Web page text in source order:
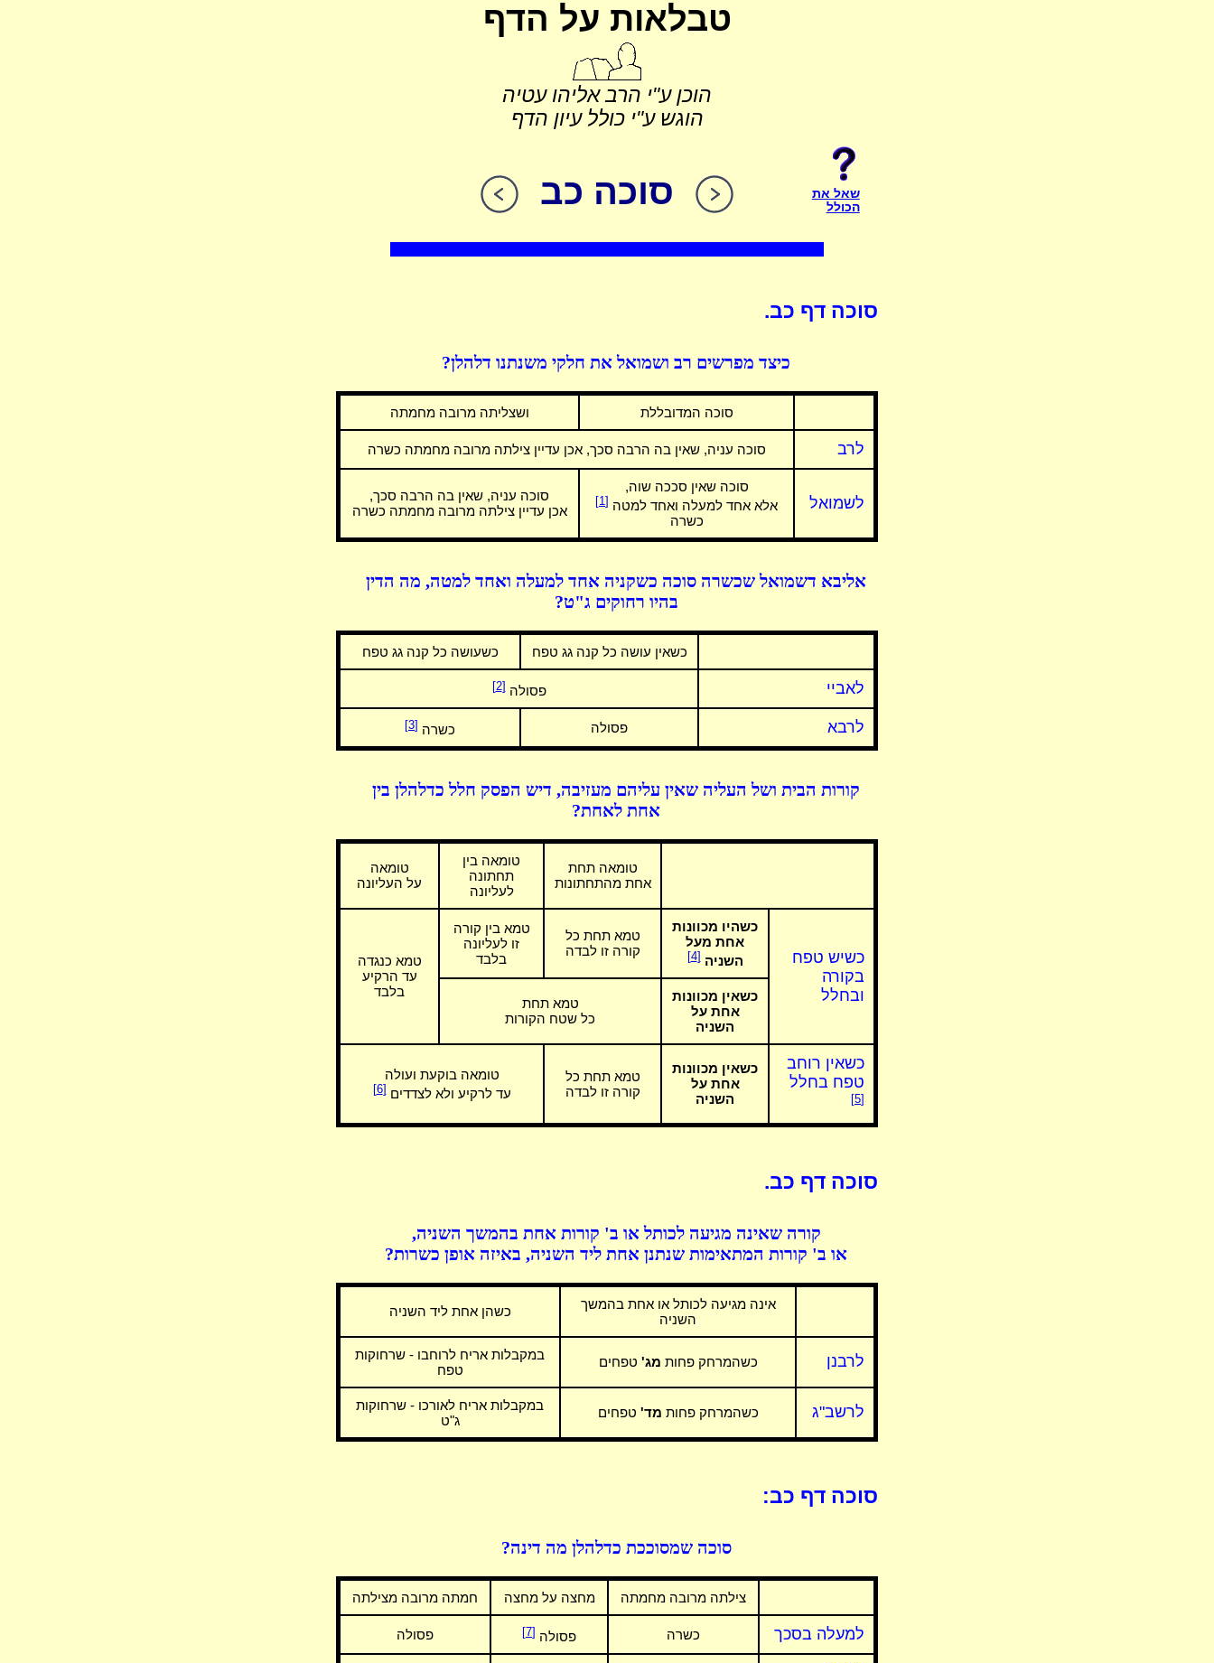
טבלאות על הדף
הוכן ע"י הרב אליהו עטיה
הוגש ע"י כולל עיון הדף
סוכה כב
שאל את
הכולל
סוכה דף כב.
כיצד מפרשים רב ושמואל את חלקי משנתנו דלהלן?
סוכה המדובללת ושצליתה מרובה מחמתה
לרב סוכה עניה, שאין בה הרבה סכך, אכן עדיין צילתה מרובה מחמתה כשרה
לשמואל
סוכה שאין סככה שוה,
אלא אחד למעלה ואחד למטה [1]
כשרה
סוכה עניה, שאין בה הרבה סכך,
אכן עדיין צילתה מרובה מחמתה כשרה
אליבא דשמואל שכשרה סוכה כשקניה אחד למעלה ואחד למטה, מה הדין
בהיו רחוקים ג"ט?
כשאין עושה כל קנה גג טפח כשעושה כל קנה גג טפח
לאביי פסולה[2]
לרבא פסולה כשרה [3]
קורות הבית ושל העליה שאין עליהם מעזיבה, דיש הפסק חלל כדלהלן בין
אחת לאחת?
טומאה תחת
אחת מהתחתונות
טומאה בין
תחתונה
לעליונה
טומאה
על העליונה
כשיש טפח
בקורה
ובחלל
כשהיו מכוונות
אחת מעל
השניה[4]
טמא תחת כל
קורה זו לבדה
טמא בין קורה
זו לעליונה
בלבד
טמא כנגדה
עד הרקיע
בלבד
כשאין מכוונות
אחת על
השניה
טמא תחת
כל שטח הקורות
כשאין רוחב
טפח בחלל
[5]
כשאין מכוונות
אחת על
השניה
טמא תחת כל
קורה זו לבדה
טומאה בוקעת ועולה
עד לרקיע ולא לצדדים[6]
סוכה דף כב.
קורה שאינה מגיעה לכותל או ב' קורות אחת בהמשך השניה,
או ב' קורות המתאימות שנתנן אחת ליד השניה, באיזה אופן כשרות?
אינה מגיעה לכותל או אחת בהמשך
השניה
כשהן אחת ליד השניה
לרבנן כשהמרחק פחות מג' טפחים
במקבלות אריח לרוחבו - שרחוקות
טפח
לרשב"ג כשהמרחק פחות מד' טפחים
במקבלות אריח לאורכו - שרחוקות
ג"ט
סוכה דף כב:
סוכה שמסוככת כדלהלן מה דינה?
צילתה מרובה מחמתה מחצה על מחצה חמתה מרובה מצילתה
למעלה בסכך כשרה פסולה [7] פסולה